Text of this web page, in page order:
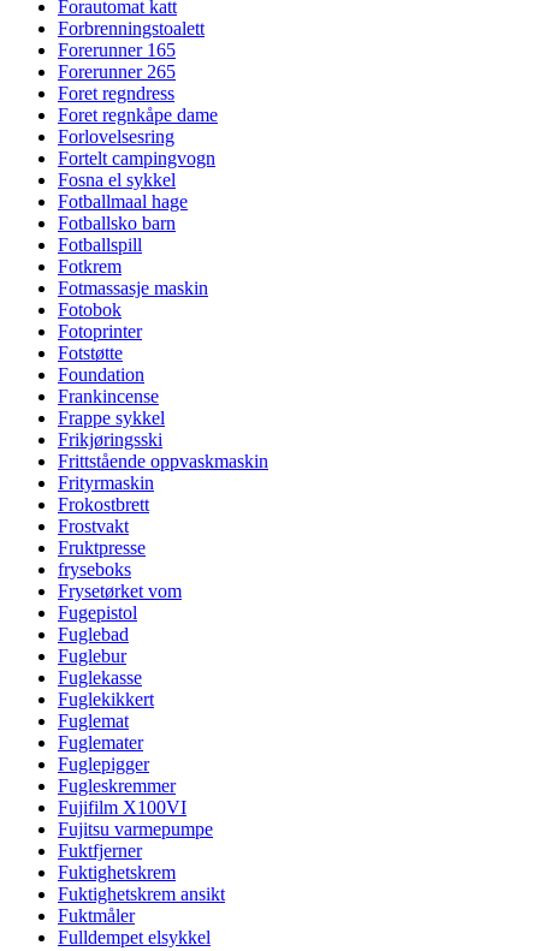
Forautomat katt
Forbrenningstoalett
Forerunner 165
Forerunner 265
Foret regndress
Foret regnkåpe dame
Forlovelsesring
Fortelt campingvogn
Fosna el sykkel
Fotballmaal hage
Fotballsko barn
Fotballspill
Fotkrem
Fotmassasje maskin
Fotobok
Fotoprinter
Fotstøtte
Foundation
Frankincense
Frappe sykkel
Frikjøringsski
Frittstående oppvaskmaskin
Frityrmaskin
Frokostbrett
Frostvakt
Fruktpresse
fryseboks
Frysetørket vom
Fugepistol
Fuglebad
Fuglebur
Fuglekasse
Fuglekikkert
Fuglemat
Fuglemater
Fuglepigger
Fugleskremmer
Fujifilm X100VI
Fujitsu varmepumpe
Fuktfjerner
Fuktighetskrem
Fuktighetskrem ansikt
Fuktmåler
Fulldempet elsykkel